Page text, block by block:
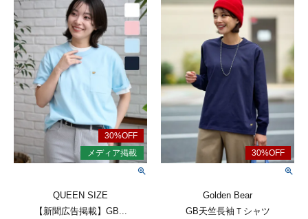
QUEEN SIZE
【新聞広告掲載】GB...
Golden Bear
GB天竺長袖Ｔシャツ